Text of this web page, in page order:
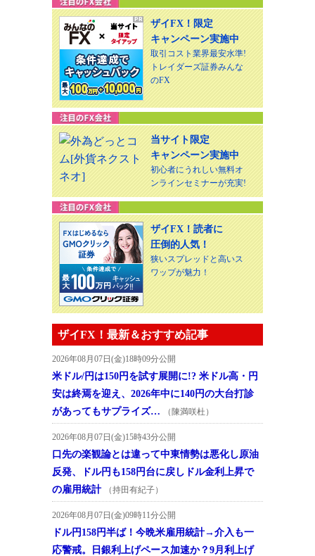
ザイFX！限定
キャンペーン実施中
取引コスト業界最安水準!
トレイダーズ証券みんな
のFX
当サイト限定
キャンペーン実施中
初心者にうれしい無料オ
ンラインセミナーが充実!
ザイFX！読者に
圧倒的人気！
狭いスプレッドと高いス
ワップが魅力！
ザイFX！最新＆おすすめ記事
2026年08月07日(金)18時09分公開
米ドル/円は150円を試す展開に!? 米ドル高・円
安は終焉を迎え、2026年中に140円の大台打診
があってもサプライズ…
（陳満咲杜）
2026年08月07日(金)15時43分公開
口先の楽観論とは違って中東情勢は悪化し原油
反発、ドル円も158円台に戻しドル金利上昇で
の雇用統計
（持田有紀子）
2026年08月07日(金)09時11分公開
ドル円158円半ば！今晩米雇用統計→介入も一
応警戒。日銀利上げペース加速か？9月利上げ